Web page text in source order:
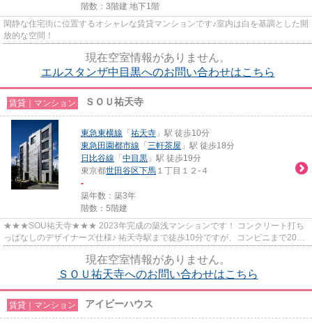
階数：3階建 地下1階
閑静な住宅街に位置するオシャレな賃貸マンションです♪室内は白を基調とした開
放的な空間！
現在空室情報がありません。
エルスタンザ中目黒へのお問い合わせはこちら
賃貸｜マンション ＳＯＵ祐天寺
東急東横線 「 祐天寺 」駅 徒歩10分
東急田園都市線 「 三軒茶屋 」駅 徒歩18分
日比谷線 「 中目黒 」駅 徒歩19分
東京都世田谷区下馬 １丁目１２-４
-
築年数：築3年
階数：5階建
★★★SOU祐天寺★★★ 2023年完成の築浅マンションです！ コンクリート打ち
っぱなしのデザイナーズ仕様♪ 祐天寺駅まで徒歩10分ですが、コンビニまで20
現在空室情報がありません。
ＳＯＵ祐天寺へのお問い合わせはこちら
賃貸｜マンション アイビーハウス